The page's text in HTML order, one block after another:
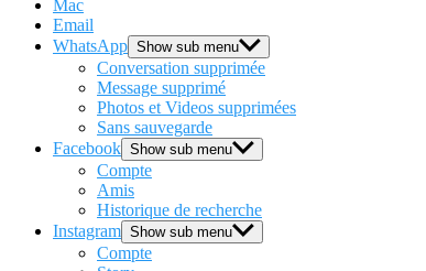
Mac
Email
WhatsApp Show sub menu
Conversation supprimée
Message supprimé
Photos et Videos supprimées
Sans sauvegarde
Facebook Show sub menu
Compte
Amis
Historique de recherche
Instagram Show sub menu
Compte